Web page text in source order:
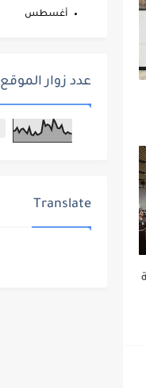
أغسطس
عدد زوار الموقع
Translate